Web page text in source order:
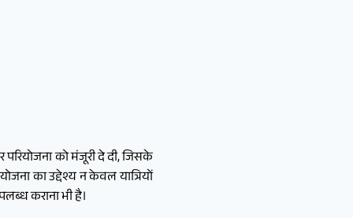
को मंजूरी दे दी, जिसके
का उद्देश्य न केवल यात्रियों
कराना भी है।